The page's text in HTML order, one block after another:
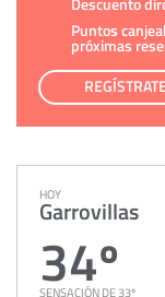
Descuento
Puntos
próximas
REGÍSTRATE
HOY
Garrovillas
34º
SENSACIÓN DE 33º